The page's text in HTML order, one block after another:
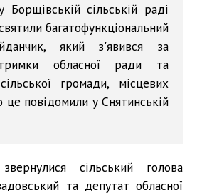
сільській раді
багатофункціональний
який з'явився за
обласної ради та
громади, місцевих
це повідомили у Снятинській
сільський голова
та депутат обласної